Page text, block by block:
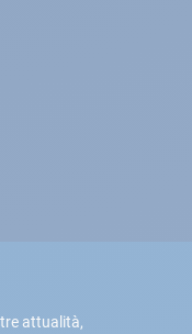
attualità,